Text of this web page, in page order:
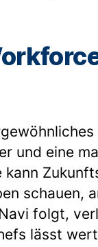
und eine
schauen,
folgt,
lässt